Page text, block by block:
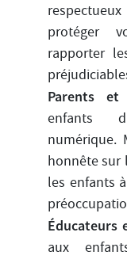
protéger
rapporter
Parents
enfants
numérique.
honnête sur
les enfants
Éducateurs
aux